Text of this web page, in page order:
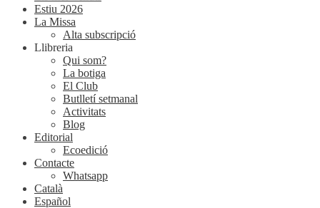
Estiu 2026
La Missa
Alta subscripció
Llibreria
Qui som?
La botiga
El Club
Butlletí setmanal
Activitats
Blog
Editorial
Ecoedició
Contacte
Whatsapp
Català
Español